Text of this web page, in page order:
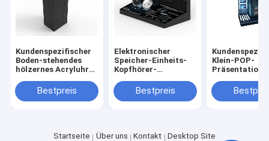
Kundenspezifischer
Boden-stehendes
hölzernes Acryluhr-
Einzelhandelsgeschäft-
Verkauf
Bestpreis
Elektronischer
Speicher-Einheits-
Kopfhörer-
Countertop-
Acrylkopfhörer-
Bestpreis
Klein-POP-
Geschäfts-
Startseite Über uns Kontakt Desktop Site